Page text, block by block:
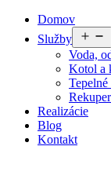
PreskočiťDomov
Služby
Voda,
Kotol a
Realizácie
Blog
Kontakt